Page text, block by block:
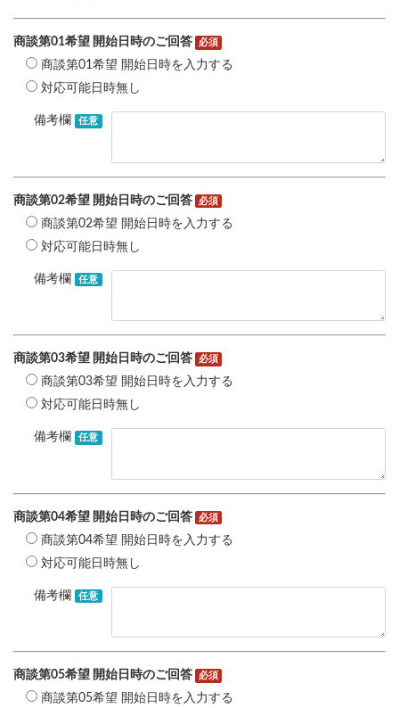
商談第01希望 開始日時のご回答 必須
商談第01希望 開始日時を入力する
対応可能日時無し
備考欄 任意
商談第02希望 開始日時のご回答 必須
商談第02希望 開始日時を入力する
対応可能日時無し
備考欄 任意
商談第03希望 開始日時のご回答 必須
商談第03希望 開始日時を入力する
対応可能日時無し
備考欄 任意
商談第04希望 開始日時のご回答 必須
商談第04希望 開始日時を入力する
対応可能日時無し
備考欄 任意
商談第05希望 開始日時のご回答 必須
商談第05希望 開始日時を入力する